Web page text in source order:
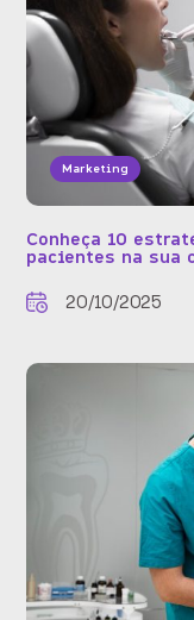
Marketing
Conheça 10
pacientes na sua
20/10/2025